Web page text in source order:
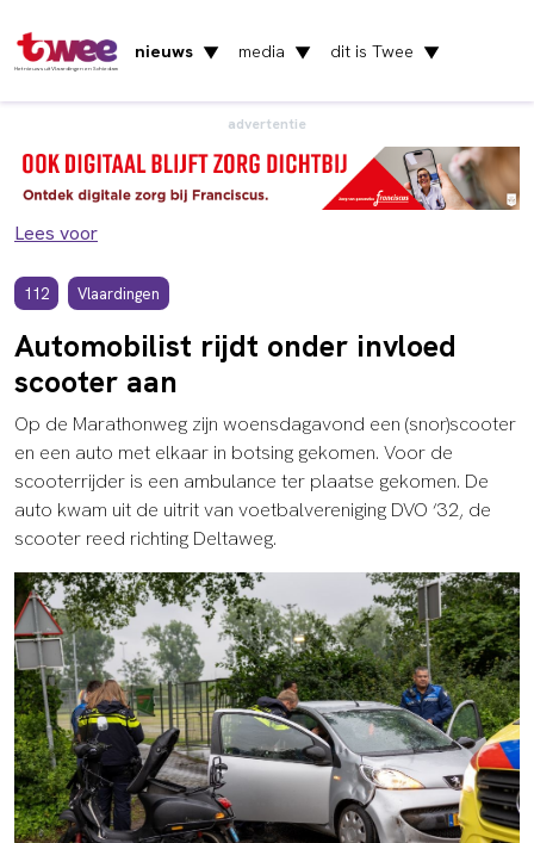
Het nieuws uit Vlaardingen en Schiedam
nieuws ▼ media ▼ dit is Twee ▼
advertentie
Lees voor
112 Vlaardingen
Automobilist rijdt onder invloed
scooter aan
Op de Marathonweg zijn woensdagavond een (snor)scooter
en een auto met elkaar in botsing gekomen. Voor de
scooterrijder is een ambulance ter plaatse gekomen. De
auto kwam uit de uitrit van voetbalvereniging DVO ‘32, de
scooter reed richting Deltaweg.